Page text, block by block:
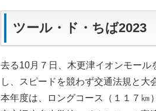
ツール・ド・ちば2023
去る10月７日、木更津イオンモー
し、スピードを競わず交通法規と
本年度は、ロングコース（１１７㎞